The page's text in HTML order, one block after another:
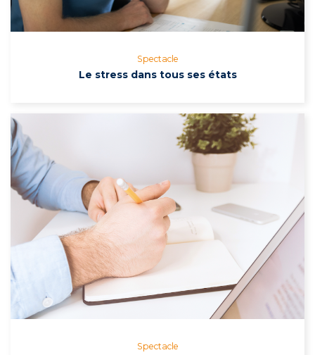
Spectacle
Le stress dans tous ses états
Spectacle